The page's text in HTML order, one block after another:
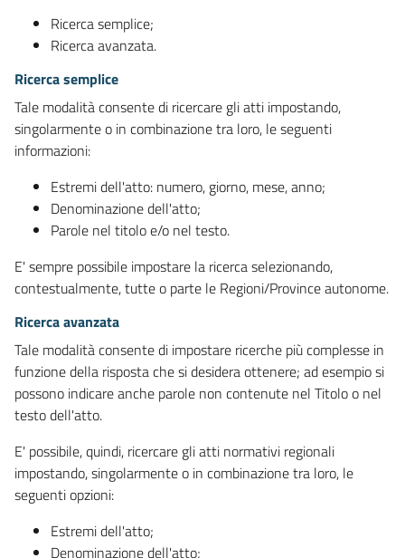
Ricerca semplice;
Ricerca avanzata.
Ricerca semplice
Tale modalità consente di ricercare gli atti impostando,
singolarmente o in combinazione tra loro, le seguenti
informazioni:
Estremi dell'atto: numero, giorno, mese, anno;
Denominazione dell'atto;
Parole nel titolo e/o nel testo.
E' sempre possibile impostare la ricerca selezionando,
contestualmente, tutte o parte le Regioni/Province autonome.
Ricerca avanzata
Tale modalità consente di impostare ricerche più complesse in
funzione della risposta che si desidera ottenere; ad esempio si
possono indicare anche parole non contenute nel Titolo o nel
testo dell'atto.
E' possibile, quindi, ricercare gli atti normativi regionali
impostando, singolarmente o in combinazione tra loro, le
seguenti opzioni:
Estremi dell'atto;
Denominazione dell'atto;